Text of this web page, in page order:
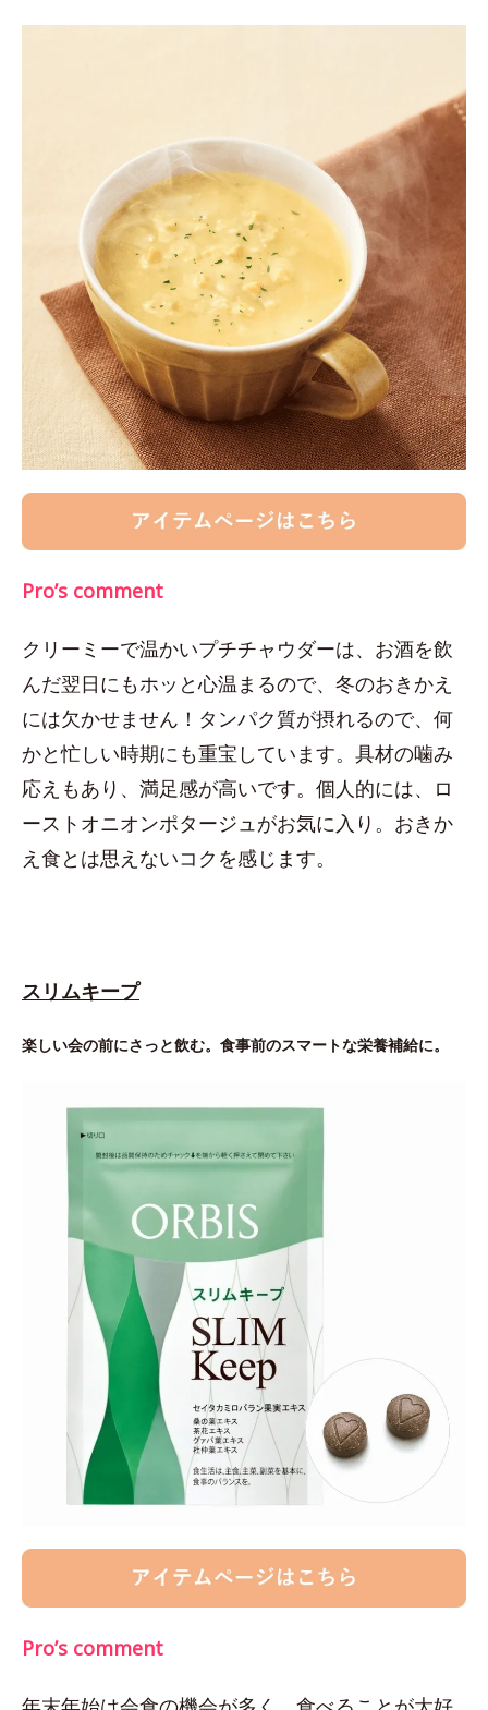
Pro’s comment
クリーミーで温かいプチチャウダーは、お酒を飲
んだ翌日にもホッと心温まるので、冬のおきかえ
には欠かせません！タンパク質が摂れるので、何
かと忙しい時期にも重宝しています。具材の噛み
応えもあり、満足感が高いです。個人的には、ロ
ーストオニオンポタージュがお気に入り。おきか
え食とは思えないコクを感じます。
スリムキープ
楽しい会の前にさっと飲む。食事前のスマートな栄養補給に。
Pro’s comment